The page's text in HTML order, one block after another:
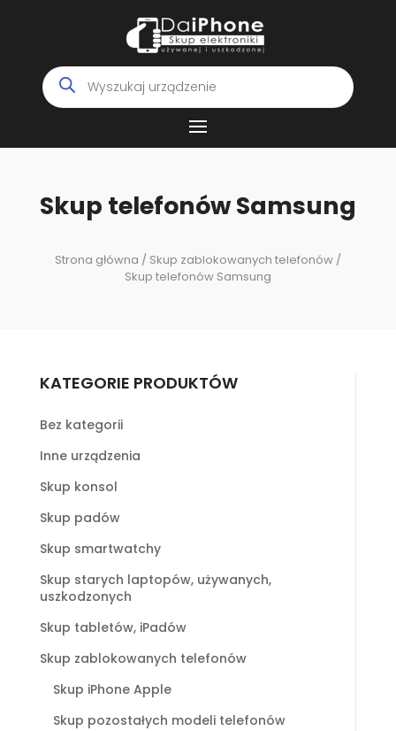
Wyszukiwarka
produktów
Skup telefonów Samsung
Strona główna / Skup zablokowanych telefonów/
Skup telefonów Samsung
KATEGORIE PRODUKTÓW
Bez kategorii
Inne urządzenia
Skup konsol
Skup padów
Skup smartwatchy
Skup starych laptopów, używanych,
uszkodzonych
Skup tabletów, iPadów
Skup zablokowanych telefonów
Skup iPhone Apple
Skup pozostałych modeli telefonów